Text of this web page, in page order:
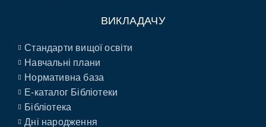
ВИКЛАДАЧУ
Стандарти вищої освіти
Навчальні плани
Нормативна база
E-каталог Бібліотеки
Бібліотека
Дні народження